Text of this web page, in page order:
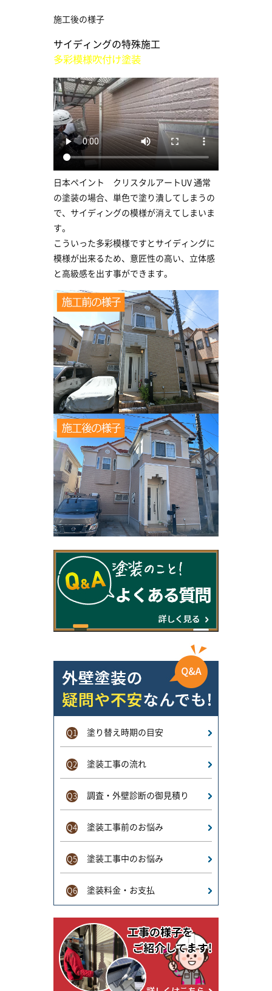
施工後の様子
サイディングの特殊施工
多彩模様吹付け塗装
日本ペイント クリスタルアートUV 通常
の塗装の場合、単色で塗り潰してしまうの
で、サイディングの模様が消えてしまいま
す。
こういった多彩模様ですとサイディングに
模様が出来るため、意匠性の高い、立体感
と高級感を出す事ができます。
Q1 塗り替え時期の目安
Q2 塗装工事の流れ
Q3 調査・外壁診断の御見積り
Q4 塗装工事前のお悩み
Q5 塗装工事中のお悩み
Q6 塗装料金・お支払